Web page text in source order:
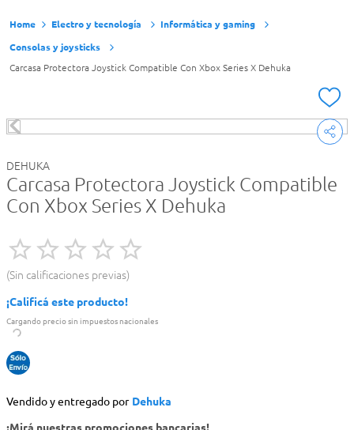
Electro y tecnología
Informática y gaming
Consolas y joysticks
Carcasa Protectora Joystick Compatible Con Xbox Series X Dehuka
DEHUKA
Carcasa Protectora Joystick Compatible
Con Xbox Series X Dehuka
Sin calificaciones previas
¡Calificá este producto!
Cargando precio sin impuestos nacionales
Vendido y entregado por Dehuka
Cerveza
Papas Fritas